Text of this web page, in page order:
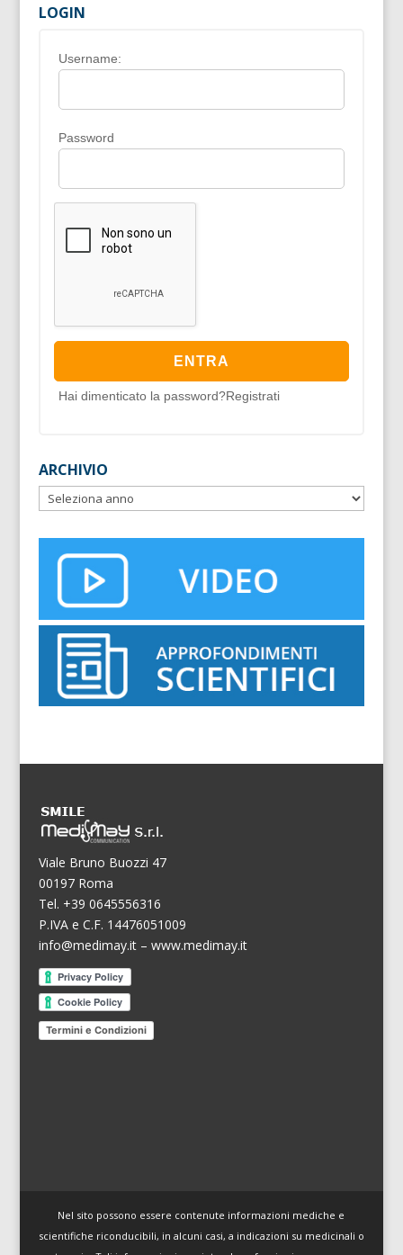
LOGIN
Username:
Password
Hai dimenticato la password?Registrati
ARCHIVIO
Viale Bruno Buozzi 47
00197 Roma
Tel. +39 0645556316
P.IVA e C.F. 14476051009
info@medimay.it– www.medimay.it
Termini e Condizioni
Nel sito possono essere contenute informazioni mediche e
scientifiche riconducibili, in alcuni casi, a indicazioni su medicinali o